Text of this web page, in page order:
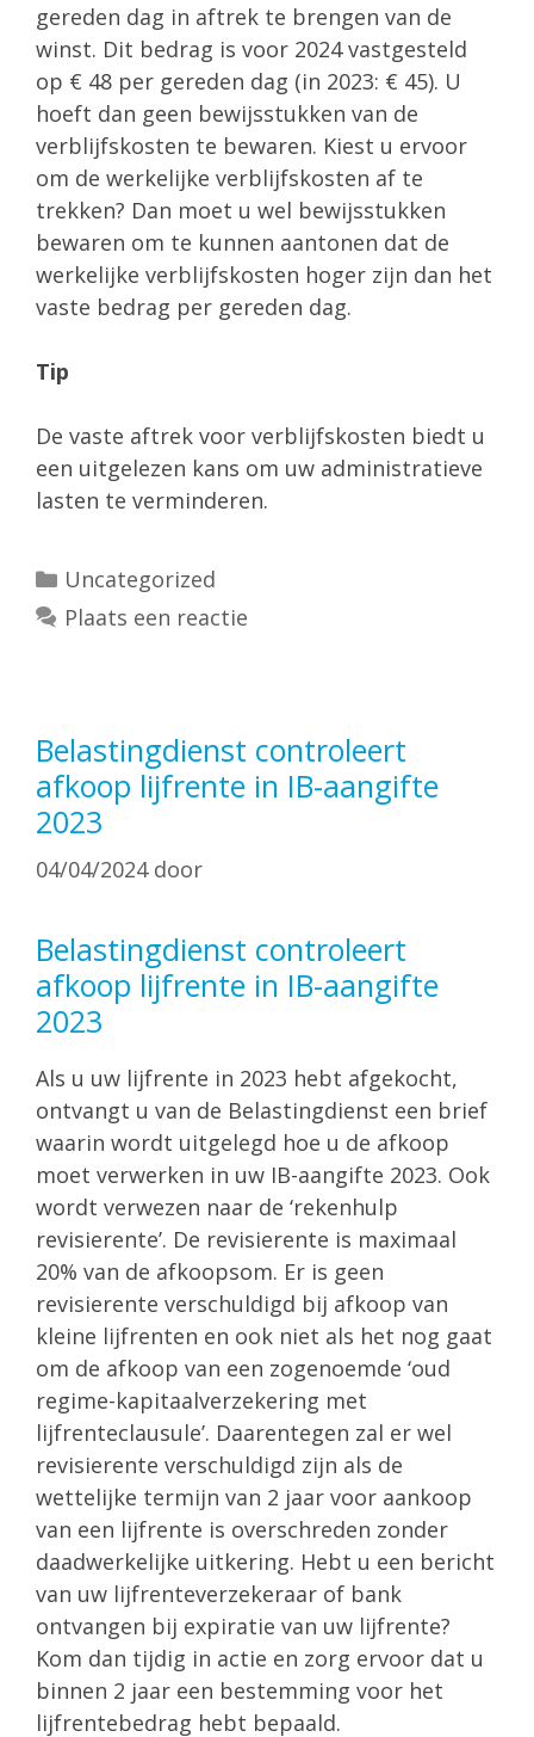
gereden dag in aftrek te brengen van de
winst. Dit bedrag is voor 2024 vastgesteld
op € 48 per gereden dag (in 2023: € 45). U
hoeft dan geen bewijsstukken van de
verblijfskosten te bewaren. Kiest u ervoor
om de werkelijke verblijfskosten af te
trekken? Dan moet u wel bewijsstukken
bewaren om te kunnen aantonen dat de
werkelijke verblijfskosten hoger zijn dan het
vaste bedrag per gereden dag.
Tip
De vaste aftrek voor verblijfskosten biedt u
een uitgelezen kans om uw administratieve
lasten te verminderen.
Categorieën
Uncategorized
Plaats een reactie
Belastingdienst controleert
afkoop lijfrente in IB-aangifte
2023
04/04/2024 door
Belastingdienst controleert
afkoop lijfrente in IB-aangifte
2023
Als u uw lijfrente in 2023 hebt afgekocht,
ontvangt u van de Belastingdienst een brief
waarin wordt uitgelegd hoe u de afkoop
moet verwerken in uw IB-aangifte 2023. Ook
wordt verwezen naar de ‘rekenhulp
revisierente’. De revisierente is maximaal
20% van de afkoopsom. Er is geen
revisierente verschuldigd bij afkoop van
kleine lijfrenten en ook niet als het nog gaat
om de afkoop van een zogenoemde ‘oud
regime-kapitaalverzekering met
lijfrenteclausule’. Daarentegen zal er wel
revisierente verschuldigd zijn als de
wettelijke termijn van 2 jaar voor aankoop
van een lijfrente is overschreden zonder
daadwerkelijke uitkering. Hebt u een bericht
van uw lijfrenteverzekeraar of bank
ontvangen bij expiratie van uw lijfrente?
Kom dan tijdig in actie en zorg ervoor dat u
binnen 2 jaar een bestemming voor het
lijfrentebedrag hebt bepaald.